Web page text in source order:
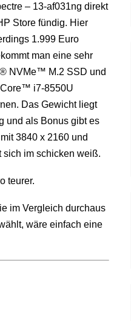
– 13-af031ng direkt
Store fündig. Hier
1.999 Euro
man eine sehr
NVMe™ M.2 SSD und
i7-8550U
Das Gewicht liegt
und als Bonus gibt es
3840 x 2160 und
sich im schicken weiß.
teurer.
im Vergleich durchaus
wäre einfach eine